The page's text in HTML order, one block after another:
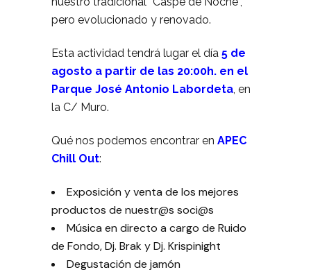
pero evolucionado y renovado.
Esta actividad tendrá lugar el día 5 de
agosto a partir de las 20:00h. en el
Parque José Antonio Labordeta , en
la C/ Muro.
Qué nos podemos encontrar en APEC
Chill Out:
Exposición y venta de los mejores
productos de nuestr@s soci@s
Música en directo a cargo de Ruido
de Fondo, Dj. Brak y Dj. Krispinight
Degustación de jamón